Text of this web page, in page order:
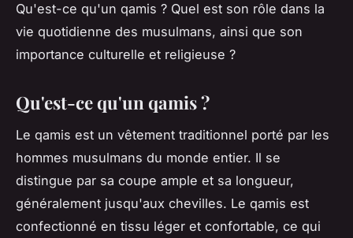
Qu'est-ce qu'un qamis ? Quel est son rôle dans la
vie quotidienne des musulmans, ainsi que son
importance culturelle et religieuse ?
Qu'est-ce qu'un qamis ?
Le qamis est un vêtement traditionnel porté par les
hommes musulmans du monde entier. Il se
distingue par sa coupe ample et sa longueur,
généralement jusqu'aux chevilles. Le qamis est
confectionné en tissu léger et confortable, ce qui